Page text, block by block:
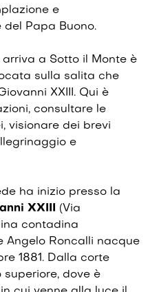
e
Papa Buono.
a Sotto il Monte è
sulla salita che
XXIII. Qui è
consultare le
visionare dei brevi
e
ha inizio presso la
XXIII (Via
contadina
Angelo Roncalli nacque
1881. Dalla corte
dove è